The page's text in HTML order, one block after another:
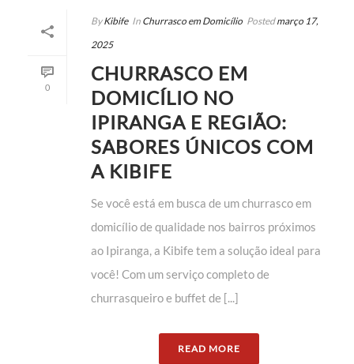
0
By Kibife In Churrasco em Domicílio Posted março 17,
2025
CHURRASCO EM
DOMICÍLIO NO
IPIRANGA E REGIÃO:
SABORES ÚNICOS COM
A KIBIFE
Se você está em busca de um churrasco em
domicílio de qualidade nos bairros próximos
ao Ipiranga, a Kibife tem a solução ideal para
você! Com um serviço completo de
churrasqueiro e buffet de [...]
READ MORE